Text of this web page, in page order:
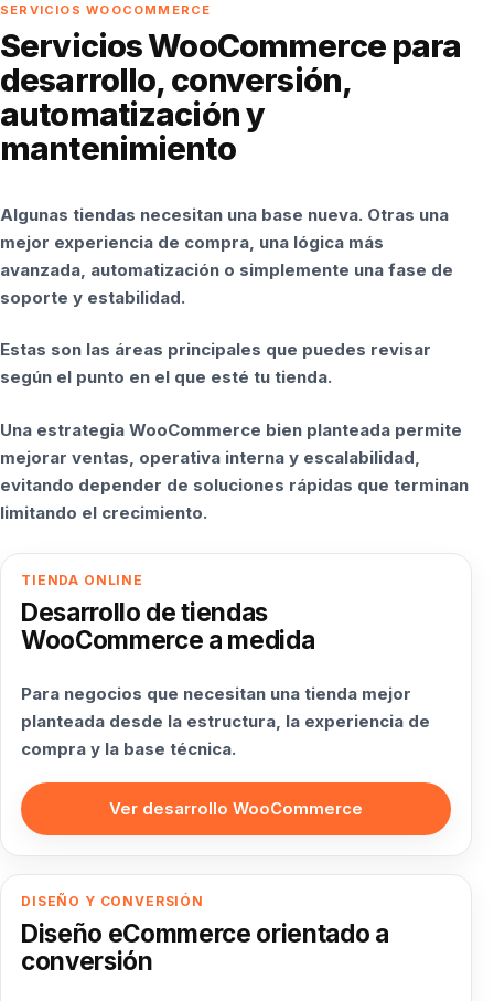
SERVICIOS WOOCOMMERCE
Servicios WooCommerce para
desarrollo, conversión,
automatización y
mantenimiento
Algunas tiendas necesitan una base nueva. Otras una
mejor experiencia de compra, una lógica más
avanzada, automatización o simplemente una fase de
soporte y estabilidad.
Estas son las áreas principales que puedes revisar
según el punto en el que esté tu tienda.
Una estrategia WooCommerce bien planteada permite
mejorar ventas, operativa interna y escalabilidad,
evitando depender de soluciones rápidas que terminan
limitando el crecimiento.
TIENDA ONLINE
Desarrollo de tiendas
WooCommerce a medida
Para negocios que necesitan una tienda mejor
planteada desde la estructura, la experiencia de
compra y la base técnica.
Ver desarrollo WooCommerce
DISEÑO Y CONVERSIÓN
Diseño eCommerce orientado a
conversión